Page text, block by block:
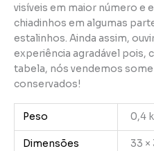
visíveis em maior número e
chiadinhos em algumas
estalinhos. Ainda assim, ouvir
experiência agradável pois,
tabela, nós vendemos
conservados!
Peso 0,4
Dimensões 33 ×